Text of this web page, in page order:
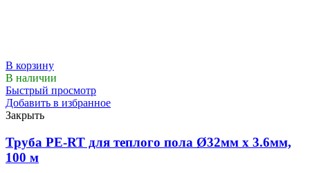
В корзину
В наличии
Быстрый просмотр
Добавить в избранное
Закрыть
Труба PE-RT для теплого пола Ø32мм х 3.6мм,
100 м